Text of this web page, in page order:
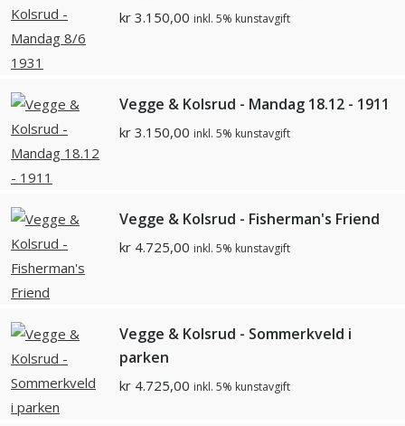
kr 3.150,00 inkl. 5% kunstavgift
Vegge & Kolsrud - Mandag 18.12 - 1911
kr 3.150,00 inkl. 5% kunstavgift
Vegge & Kolsrud - Fisherman's Friend
kr 4.725,00 inkl. 5% kunstavgift
Vegge & Kolsrud - Sommerkveld i
parken
kr 4.725,00 inkl. 5% kunstavgift